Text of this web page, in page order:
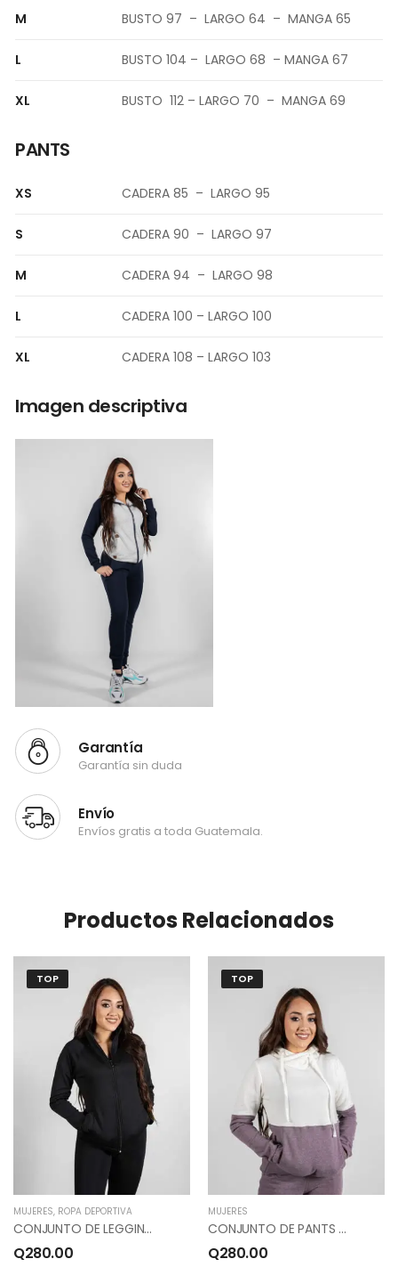
M BUSTO 97 – LARGO 64 – MANGA 65
L BUSTO 104 – LARGO 68 – MANGA 67
XL BUSTO 112 – LARGO 70 – MANGA 69
PANTS
XS CADERA 85 – LARGO 95
S CADERA 90 – LARGO 97
M CADERA 94 – LARGO 98
L CADERA 100 – LARGO 100
XL CADERA 108 – LARGO 103
Imagen descriptiva
Garantía
Garantía sin duda
Envío
Envíos gratis a toda Guatemala.
Productos Relacionados
TOP
MUJERES, ROPA DEPORTIVA
CONJUNTO DE LEGGINS Y SUDADERO DEPORTIVO COLOR NEGRO.
Q280.00
TOP
MUJERES
CONJUNTO DE PANTS Y SUDADERO COMBINADO, COLOR MARFIL, LILA JASPEADO.
Q280.00